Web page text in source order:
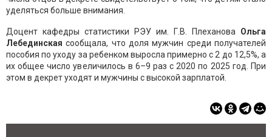
уделяться больше внимания.
Доцент кафедры статистики РЭУ им. Г.В. Плеханова Ольга
Лебединская сообщала, что доля мужчин среди получателей
пособия по уходу за ребенком выросла примерно с 2 до 12,5%, а
их общее число увеличилось в 6–9 раз с 2020 по 2025 год. При
этом в декрет уходят и мужчины с высокой зарплатой.